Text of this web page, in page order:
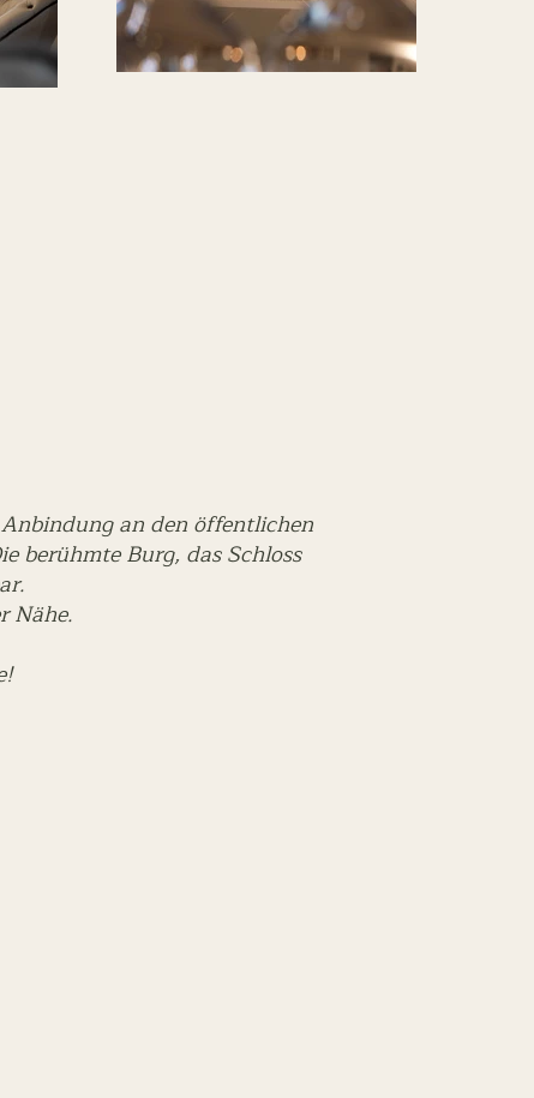
an den öffentlichen
berühmte Burg, das Schloss
Nähe.